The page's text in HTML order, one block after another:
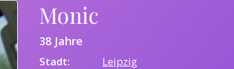
Monic
38 Jahre
Stadt:
Leipzig